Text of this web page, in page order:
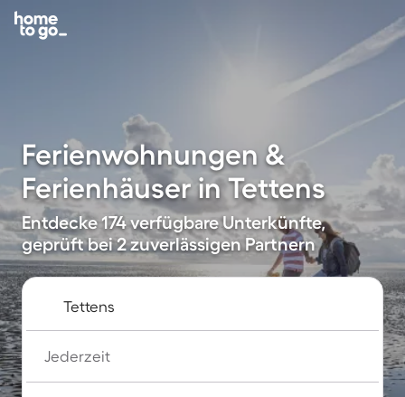
Ferienwohnungen &
Ferienhäuser in Tettens
Entdecke 174 verfügbare Unterkünfte,
geprüft bei 2 zuverlässigen Partnern
Jederzeit